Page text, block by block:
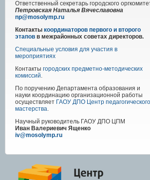
Ответственный секретарь городского
Петровская Наталья Вячеславовна
np@mosolymp.ru
Контакты координаторов первого и второго
этапов в межрайонных советах директоров.
Специальные условия для участия в
мероприятиях
Контакты городских предметно-методических
комиссий.
По поручению Департамента образования и
науки координацию организационной работы
осуществляет ГАОУ ДПО Центр педагогического
мастерства.
Научный руководитель ГАОУ ДПО ЦПМ
Иван Валериевич Ященко
iv@mosolymp.ru